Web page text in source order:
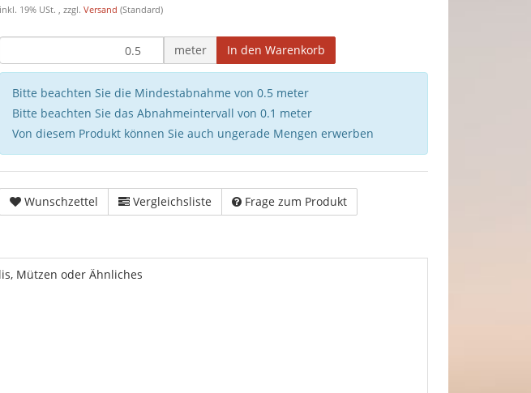
inkl. 19% USt. , zzgl. Versand (Standard)
meter In den Warenkorb
Bitte beachten Sie die Mindestabnahme von 0.5 meter
Bitte beachten Sie das Abnahmeintervall von 0.1 meter
Von diesem Produkt können Sie auch ungerade Mengen erwerben
Wunschzettel Vergleichsliste Frage zum Produkt
Mützen oder Ähnliches